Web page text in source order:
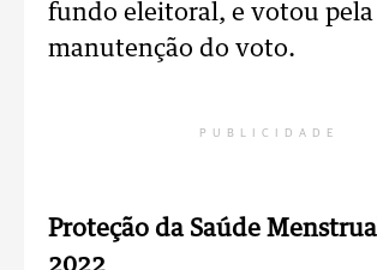
fundo eleitoral, e votou pela
manutenção do voto.
PUBLICIDADE
Proteção da Saúde
2022